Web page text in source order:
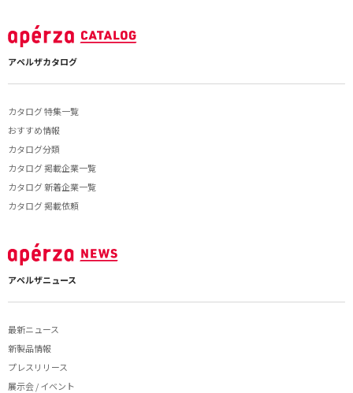
アペルザカタログ
カタログ 特集一覧
おすすめ情報
カタログ分類
カタログ 掲載企業一覧
カタログ 新着企業一覧
カタログ 掲載依頼
アペルザニュース
最新ニュース
新製品情報
プレスリリース
展示会 / イベント